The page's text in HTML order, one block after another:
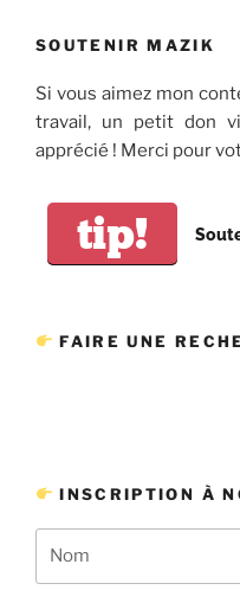
SOUTENIR MAZIK
Si vous aimez mon
travail, un petit don
apprécié ! Merci pour
tip!
FAIRE UNE
INSCRIPTION À